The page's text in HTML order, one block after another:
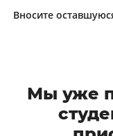
Вносите
Мы уже